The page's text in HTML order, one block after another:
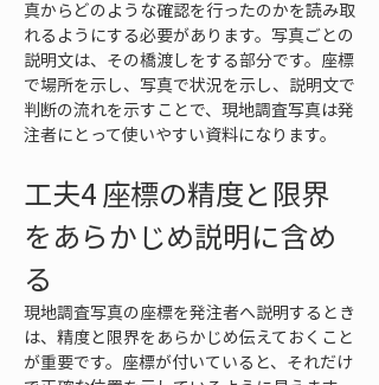
真からどのような確認を行ったのかを読み取
れるようにする必要があります。写真ごとの
説明文は、その橋渡しをする部分です。座標
で場所を示し、写真で状況を示し、説明文で
判断の流れを示すことで、現地調査写真は発
注者にとって使いやすい資料になります。
工夫4 座標の精度と限界
をあらかじめ説明に含め
る
現地調査写真の座標を発注者へ説明するとき
は、精度と限界をあらかじめ伝えておくこと
が重要です。座標が付いていると、それだけ